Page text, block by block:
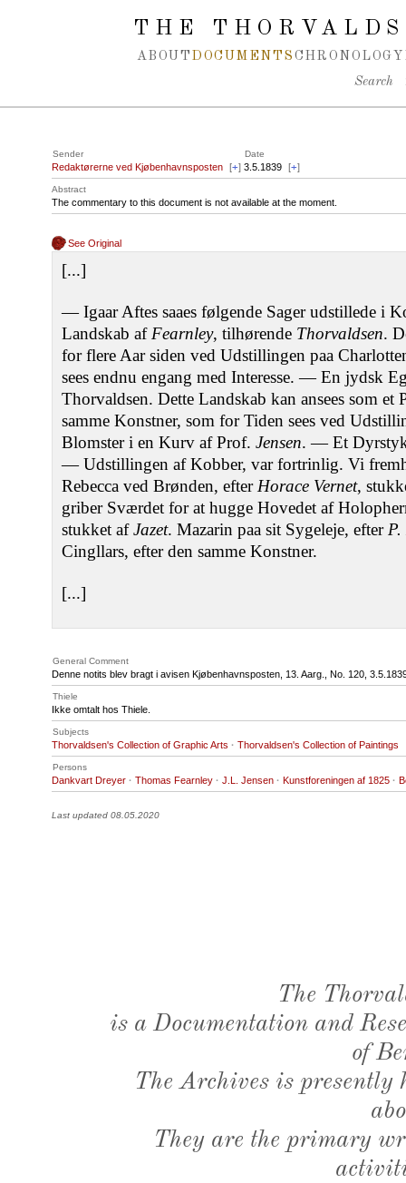
Spring navigation over
THE
ABOUT DOCUMENTS CHRONOLOGY
Search
Sender Date
Redaktørerne ved Kjøbenhavnsposten [+] 3.5.1839 [+]
Abstract
The commentary to this document is not available at the moment.
See Original
[...]
— Igaar Aftes saaes følgende Sager udstillede i
Landskab af Fearnley, tilhørende Thorvaldsen.
for flere Aar siden ved Udstillingen paa
sees endnu engang med Interesse. — En jydsk
Thorvaldsen. Dette Landskab kan ansees som et
samme Konstner, som for Tiden sees ved
Blomster i en Kurv af Prof. Jensen. — Et
— Udstillingen af Kobber, var fortrinlig. Vi
Rebecca ved Brønden, efter Horace Vernet,
griber Sværdet for at hugge Hovedet af
stukket afJazet. Mazarin paa sit Sygeleje, efter
Cingllars, efter den samme Konstner.
[...]
General Comment
Denne notits blev bragt i avisen Kjøbenhavnsposten, 13. Aarg., No. 120,
Thiele
Ikke omtalt hos Thiele.
Subjects
Thorvaldsen's Collection of Graphic Arts · Thorvaldsen's Collection of Paintings
Persons
Dankvart Dreyer · Thomas Fearnley · J.L. Jensen · Kunstforeningen af 1825 ·
Last updated 08.05.2020
The
is a Documentation and
of
The Archives is presently
They are the primary